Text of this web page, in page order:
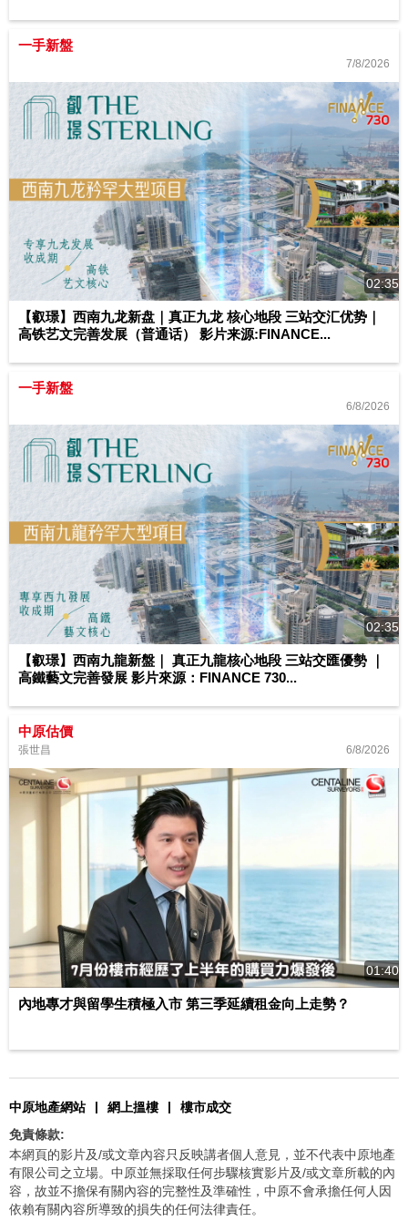
一手新盤
7/8/2026
02:35
【叡璟】西南九龙新盘｜真正九龙 核心地段 三站交汇优势｜
高铁艺文完善发展（普通话） 影片来源:FINANCE...
一手新盤
6/8/2026
02:35
【叡璟】西南九龍新盤｜ 真正九龍核心地段 三站交匯優勢 ｜
高鐵藝文完善發展 影片來源：FINANCE 730...
中原估價
張世昌 6/8/2026
01:40
內地專才與留學生積極入市 第三季延續租金向上走勢？
中原地產網站 | 網上搵樓 |
樓市成交
免責條款:
本網頁的影片及/或文章內容只反映講者個人意見，並不代表中原地產
有限公司之立場。中原並無採取任何步驟核實影片及/或文章所載的內
容，故並不擔保有關內容的完整性及準確性，中原不會承擔任何人因
依賴有關內容所導致的損失的任何法律責任。